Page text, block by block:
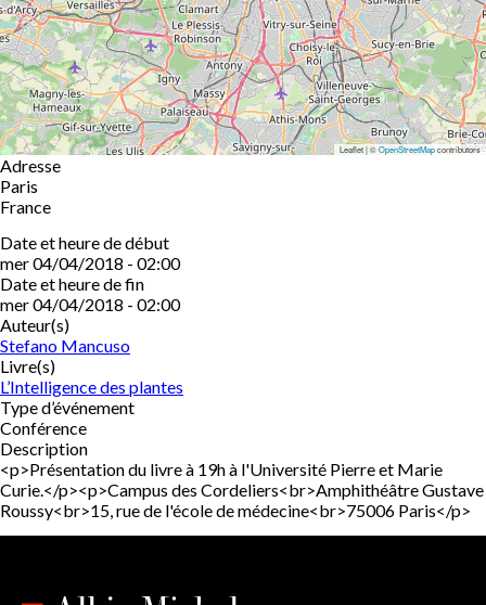
Leaflet | ©OpenStreetMapcontributors
Adresse
Paris
France
Date et heure de début
mer 04/04/2018 - 02:00
Date et heure de fin
mer 04/04/2018 - 02:00
Auteur(s)
Stefano Mancuso
Livre(s)
L’Intelligence des plantes
Type d’événement
Conférence
Description
<p>Présentation du livre à 19h à l'Université Pierre et Marie
Curie.</p><p>Campus des Cordeliers<br>Amphithéâtre Gustave
Roussy<br>15, rue de l'école de médecine<br>75006 Paris</p>